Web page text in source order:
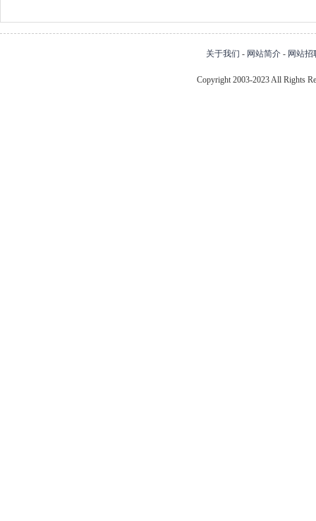
关于我们 - 网站简介 - 网站招
Copyright 2003-2023 All Rights